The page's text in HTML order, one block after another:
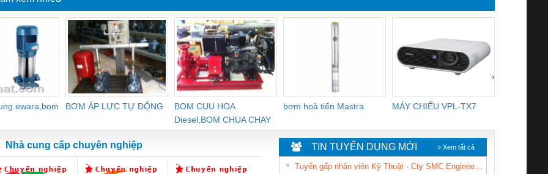
ewara,bom
BƠM ÁP LỰC TỰ ĐỘNG
BOM CUU HOA
Diesel,BOM CHUA CHAY
bơm hoả tiển Mastra MÁY CHIẾU VPL-TX7
›
Nhà cung cấp chuyên nghiệp TIN TUYỂN DỤNG MỚI » Xem tất cả